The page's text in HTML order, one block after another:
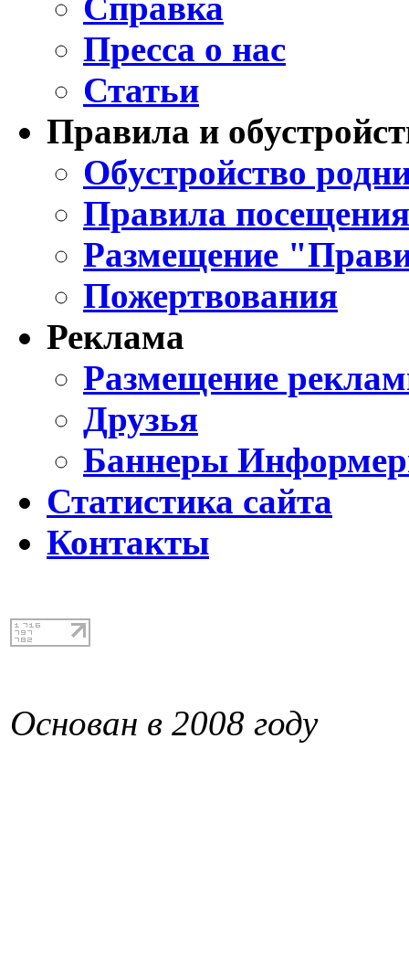
Пресса о нас
Статьи
Правила и
Обустройство
Правила
Размещение
Пожертвования
Реклама
Размещение
Друзья
Баннеры
Статистика сайта
Контакты
Основан в 2008 году